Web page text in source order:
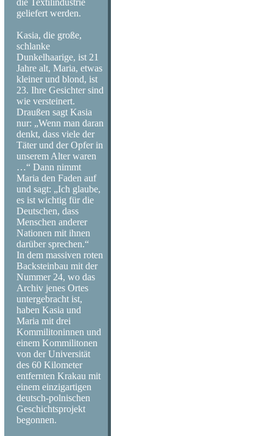
die Textilindustrie
geliefert werden.
Kasia, die große,
schlanke
Dunkelhaarige, ist 21
Jahre alt, Maria, etwas
kleiner und blond, ist
23. Ihre Gesichter sind
wie versteinert.
Draußen sagt Kasia
nur: „Wenn man daran
denkt, dass viele der
Täter und der Opfer in
unserem Alter waren
…“ Dann nimmt
Maria den Faden auf
und sagt: „Ich glaube,
es ist wichtig für die
Deutschen, dass
Menschen anderer
Nationen mit ihnen
darüber sprechen.“
In dem massiven roten
Backsteinbau mit der
Nummer 24, wo das
Archiv jenes Ortes
untergebracht ist,
haben Kasia und
Maria mit drei
Kommilitoninnen und
einem Kommilitonen
von der Universität
des 60 Kilometer
entfernten Krakau mit
einem einzigartigen
deutsch-polnischen
Geschichtsprojekt
begonnen.